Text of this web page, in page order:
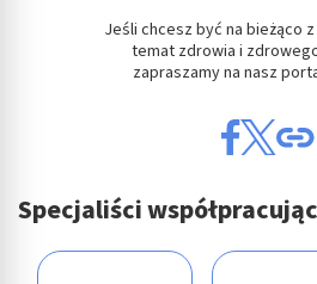
Jeśli chcesz być na bieżąco
temat zdrowia i
zapraszamy na nasz
Specjaliści